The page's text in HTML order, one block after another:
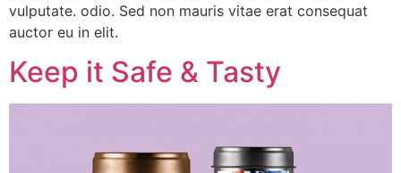
vulputate. odio. Sed non mauris vitae erat consequat
auctor eu in elit.
Keep it Safe & Tasty